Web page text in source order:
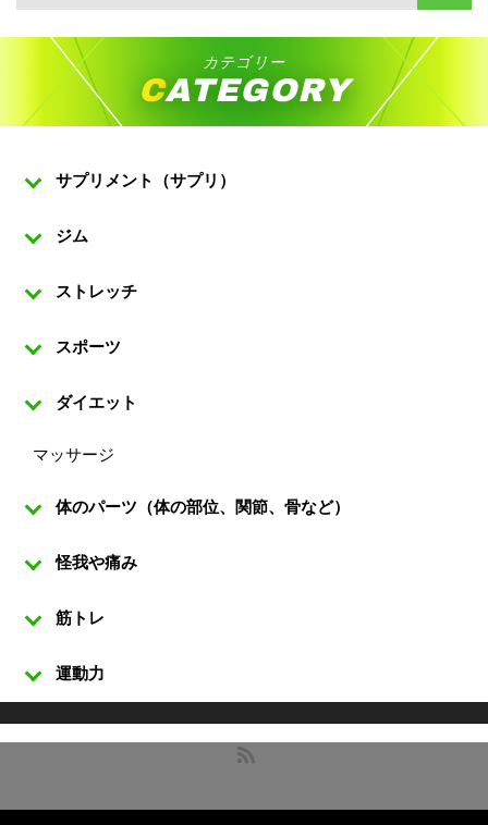
カテゴリー
CATEGORY
サプリメント（サプリ）
ジム
ストレッチ
スポーツ
ダイエット
マッサージ
体のパーツ（体の部位、関節、骨など）
怪我や痛み
筋トレ
運動力